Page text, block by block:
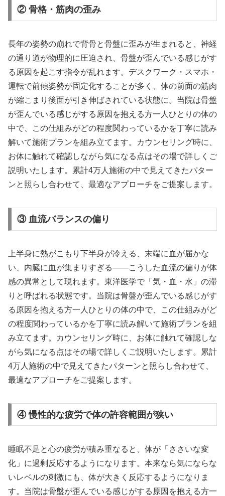
② 骨格・筋肉の歪み
長年の姿勢の崩れで背骨と骨盤に歪みが生まれると、神経
の通り道が物理的に圧迫され、骨盤が歪んでいる感じがす
る原因を起こす指令が乱れます。デスクワーク・スマホ・
運転で前傾姿勢が固定化することが多く、体の前面の筋肉
が縮こまり後面が引き伸ばされている状態に。当院は骨盤
が歪んでいる感じがする原因を抱える方一人ひとりの体の
中で、この仕組みがどの程度関わっているかを丁寧に読み
解いて施術プランを組み立てます。カウンセリング時に、
お体に触れて確認しながら気になる点はその場で詳しくご
説明いたします。累計4万人施術の中で見えてきたパター
ンと照らし合わせて、最適なアプローチをご提案します。
③ 血流バランスの偏り
上半身に熱がこもり下半身が冷える、末端に血が届かな
い、内臓に血が集まりすぎる——こうした血流の偏りが体
感の異常として現れます。東洋医学で「気・血・水」の滞
りと呼ばれる状態です。当院は骨盤が歪んでいる感じがす
る原因を抱える方一人ひとりの体の中で、この仕組みがど
の程度関わっているかを丁寧に読み解いて施術プランを組
み立てます。カウンセリング時に、お体に触れて確認しな
がら気になる点はその場で詳しくご説明いたします。累計
4万人施術の中で見えてきたパターンと照らし合わせて、
最適なアプローチをご提案します。
④ 慢性的な疲労で体の許容範囲が狭い
睡眠不足と心の疲労が積み重なると、体が「ささいな変
化」に過剰反応するようになります。本来なら気にならな
いレベルの刺激にも、体が大きく反応するようになりま
す。当院は骨盤が歪んでいる感じがする原因を抱える方一